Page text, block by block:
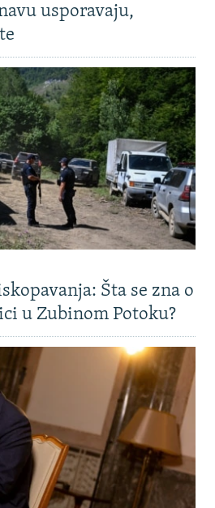
usporavaju,
Šta se zna o
u Zubinom Potoku?